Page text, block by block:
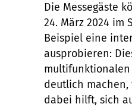
Die Messegäste
24. März 2024 im
Beispiel eine
ausprobieren:
multifunktionalen
deutlich machen,
dabei hilft, sich